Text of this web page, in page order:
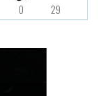
29
0